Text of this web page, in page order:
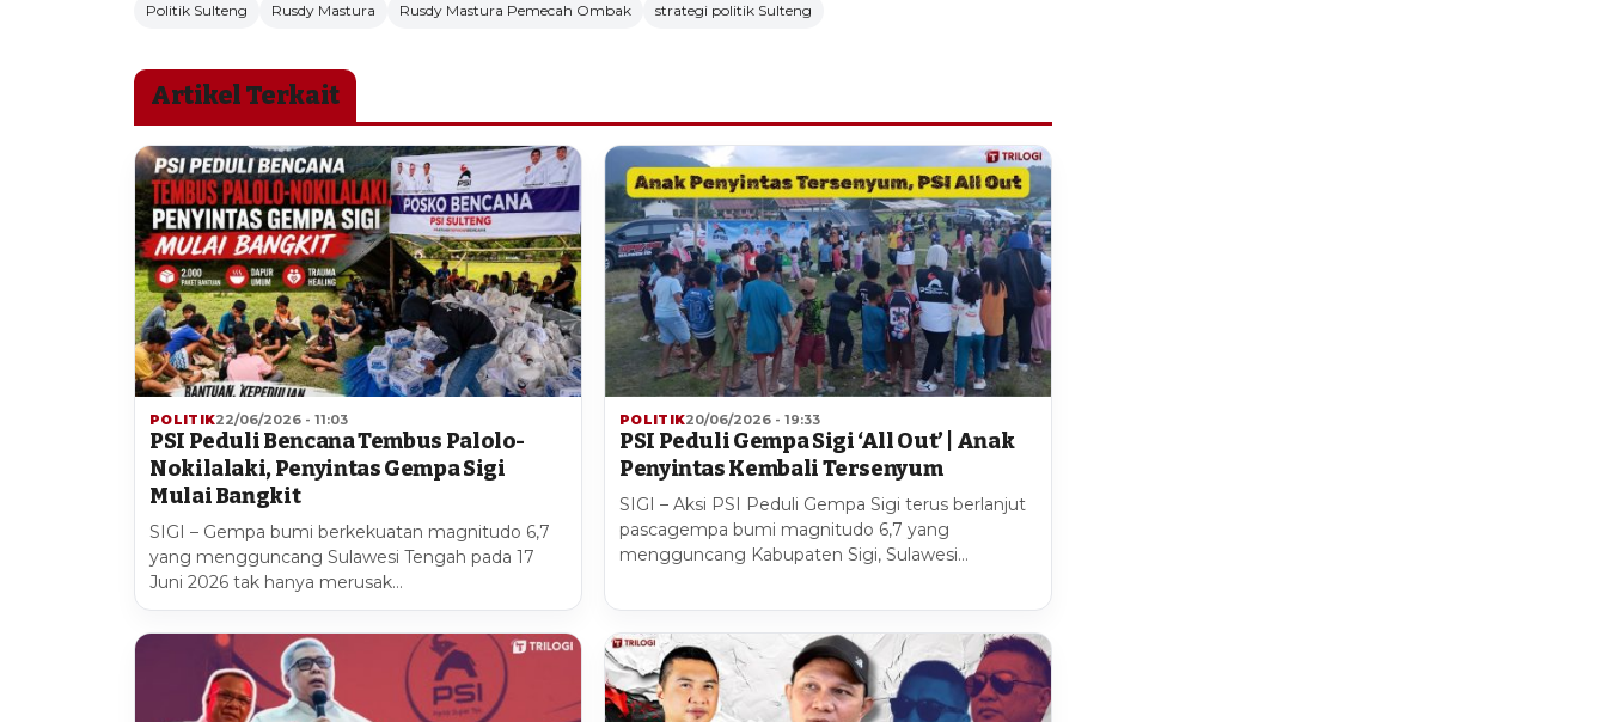
Politik Sulteng
Rusdy Mastura Rusdy Mastura Pemecah Ombak strategi politik Sulteng
Artikel Terkait
POLITIK22/06/2026 - 11:03
PSI Peduli Bencana Tembus Palolo-
Nokilalaki, Penyintas Gempa Sigi
Mulai Bangkit
SIGI – Gempa bumi berkekuatan magnitudo 6,7
yang mengguncang Sulawesi Tengah pada 17
Juni 2026 tak hanya merusak…
POLITIK20/06/2026 - 19:33
PSI Peduli Gempa Sigi ‘All Out’ | Anak
Penyintas Kembali Tersenyum
SIGI – Aksi PSI Peduli Gempa Sigi terus berlanjut
pascagempa bumi magnitudo 6,7 yang
mengguncang Kabupaten Sigi, Sulawesi…